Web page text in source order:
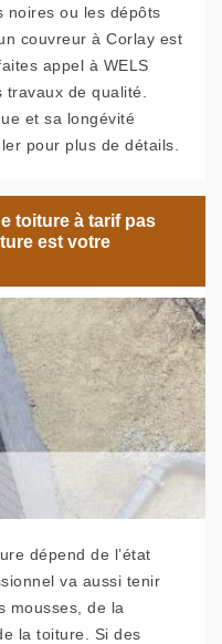
noires ou les dépôts
couvreur à Corlay est
appel à WELS
de qualité.
et sa longévité
pour plus de détails.
toiture à tarif pas
est votre
dépend de l’état
va aussi tenir
mousses, de la
la toiture. Si des